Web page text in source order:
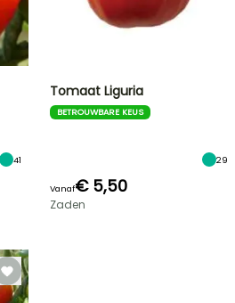
41
Tomaat Liguria
BETROUWBARE KEUS
29
Vanaf€ 5,50
Zaden